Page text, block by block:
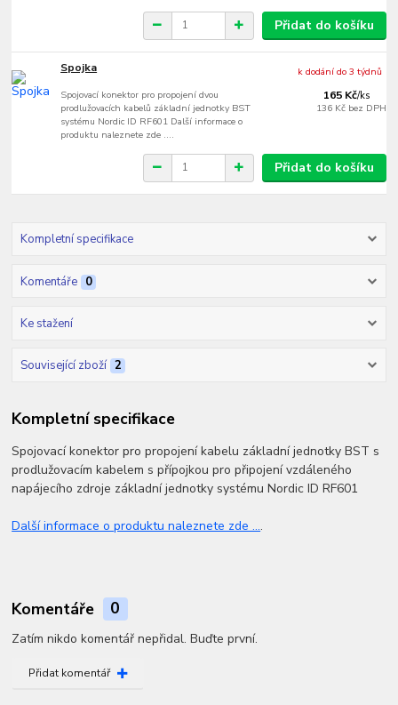
Přidat do košíku
Spojka
Spojovací konektor pro propojení dvou
prodlužovacích kabelů základní jednotky BST
systému Nordic ID RF601 Další informace o
produktu naleznete zde ....
165 Kč/ks
136 Kč bez DPH
k dodání do 3 týdnů
Přidat do košíku
Kompletní specifikace
Komentáře 0
Ke stažení
Související zboží 2
Kompletní specifikace
Spojovací konektor pro propojení kabelu základní jednotky BST s
prodlužovacím kabelem s přípojkou pro připojení vzdáleného
napájecího zdroje základní jednotky systému Nordic ID RF601
Další informace o produktu naleznete zde ....
Komentáře 0
Zatím nikdo komentář nepřidal. Buďte první.
Přidat komentář